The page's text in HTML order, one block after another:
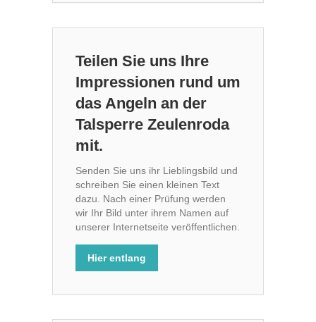
Teilen Sie uns Ihre
Impressionen rund um
das Angeln an der
Talsperre Zeulenroda
mit.
Senden Sie uns ihr Lieblingsbild und
schreiben Sie einen kleinen Text
dazu. Nach einer Prüfung werden
wir Ihr Bild unter ihrem Namen auf
unserer Internetseite veröffentlichen.
Hier entlang